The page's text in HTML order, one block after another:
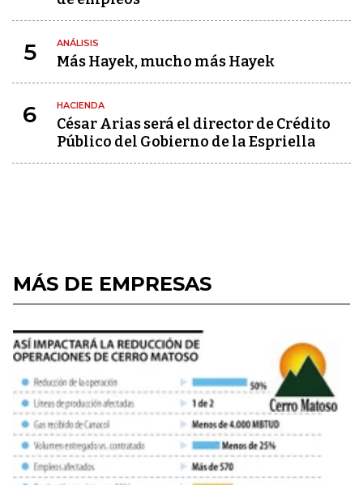
5 ANÁLISIS
Más Hayek, mucho más Hayek
6 HACIENDA
César Arias será el director de Crédito
Público del Gobierno de la Espriella
MÁS DE EMPRESAS